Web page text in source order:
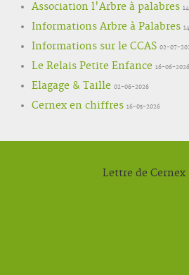
Association l'Arbre à palabres
Informations Arbre à Palabres
Informations sur le CCAS 02-07-
Le Relais Petite Enfance 16-06-2026
Elagage & Taille 02-06-2026
Cernex en chiffres 16-05-2026
Lettre de Cernex